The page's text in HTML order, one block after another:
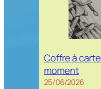
Coffre à
moment
25/06/2026